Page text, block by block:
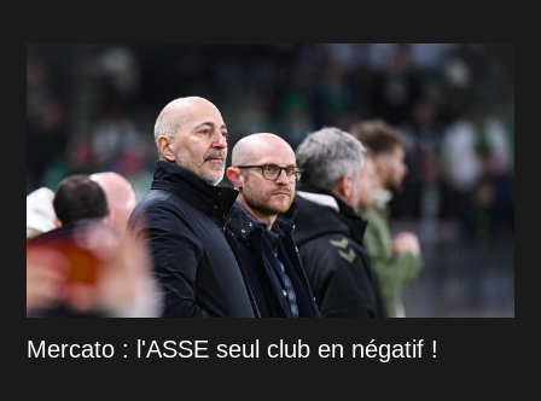
Mercato : l'ASSE seul club en négatif !